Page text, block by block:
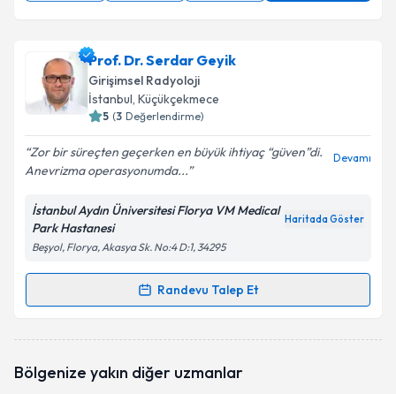
Prof. Dr. Serdar Geyik
Girişimsel Radyoloji
İstanbul, Küçükçekmece
5 (3 Değerlendirme)
Zor bir süreçten geçerken en büyük ihtiyaç “güven”di.
Anevrizma operasyonumda...
Devamı
İstanbul Aydın Üniversitesi Florya VM Medical
Park Hastanesi
Haritada Göster
Beşyol, Florya, Akasya Sk. No:4 D:1, 34295
Randevu Talep Et
Randevu Takvimi Talebi
oluşturun. Size bu uzmandan randevu almanız için bir
Bölgenize yakın diğer uzmanlar